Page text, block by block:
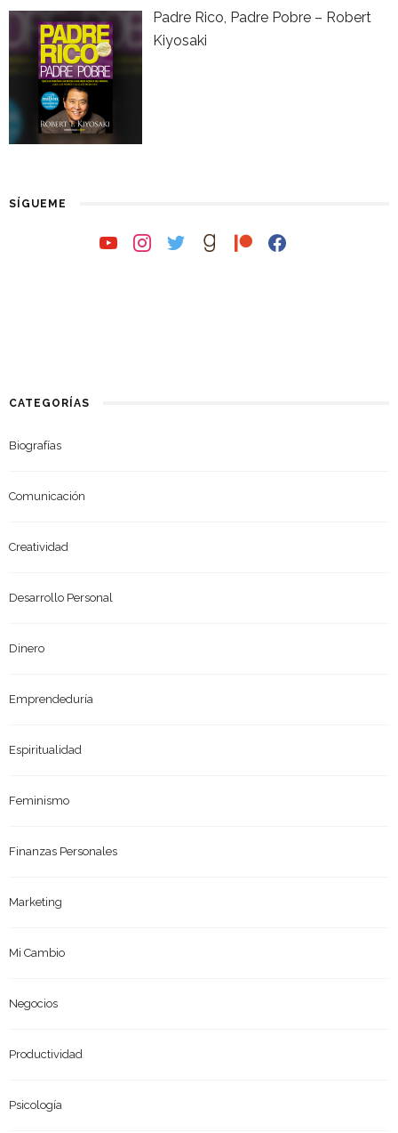
Padre Rico, Padre Pobre – Robert
Kiyosaki
SÍGUEME
youtubeinstagramtwittergoodreads
patreonfacebook
CATEGORÍAS
Biografías
Comunicación
Creatividad
Desarrollo Personal
Dinero
Emprendeduría
Espiritualidad
Feminismo
Finanzas Personales
Marketing
Mi Cambio
Negocios
Productividad
Psicología